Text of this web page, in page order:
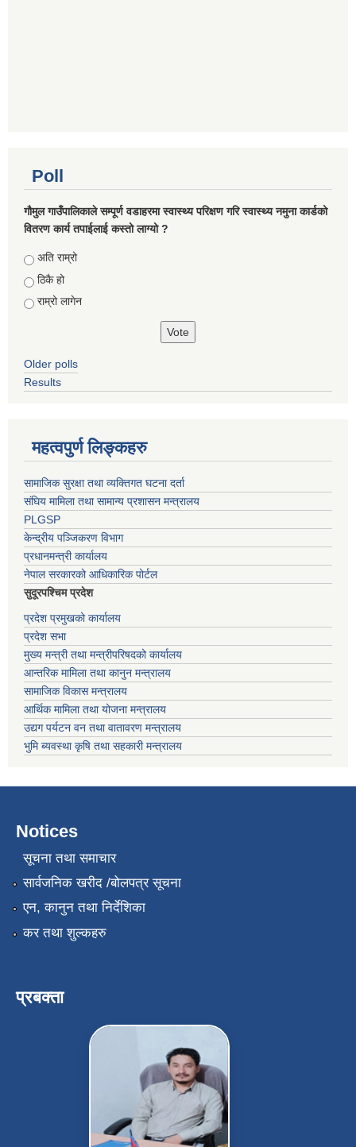
Poll
गौमुल गाउँपालिकाले सम्पूर्ण वडाहरमा स्वास्थ्य परिक्षण गरि स्वास्थ्य नमुना कार्डको
वितरण कार्य तपाईलाई कस्तो लाग्यो ?
Choices
अति राम्रो
ठिकै हो
राम्रो लागेन
Older polls
Results
महत्वपुर्ण लिङ्कहरु
सामाजिक सुरक्षा तथा व्यक्तिगत घटना दर्ता
संघिय मामिला तथा सामान्य प्रशासन मन्त्रालय
PLGSP
केन्द्रीय पञ्जिकरण विभाग
प्रधानमन्त्री कार्यालय
नेपाल सरकारको आधिकारिक पोर्टल
सुदूरपश्चिम प्रदेश
प्रदेश प्रमुखको कार्यालय
प्रदेश सभा
मुख्य मन्त्री तथा मन्त्रीपरिषदको कार्यालय
आन्तरिक मामिला तथा कानुन मन्त्रालय
सामाजिक विकास मन्त्रालय
आर्थिक मामिला तथा योजना मन्त्रालय
उद्यग पर्यटन वन तथा वातावरण मन्त्रालय
भुमि ब्यवस्था कृषि तथा सहकारी मन्त्रालय
Notices
सूचना तथा समाचार
सार्वजनिक खरीद /बोलपत्र सूचना
एन, कानुन तथा निर्देशिका
कर तथा शुल्कहरु
प्रबक्ता